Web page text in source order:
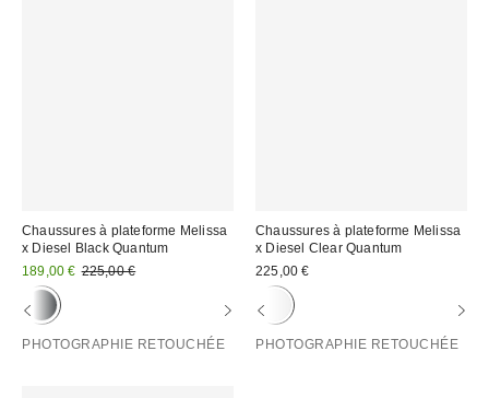
Chaussures à plateforme Melissa
x Diesel Black Quantum
Prix
remisé
189,00 € Prix
225,00 €
PHOTOGRAPHIE RETOUCHÉE
Chaussures à plateforme Melissa
x Diesel Clear Quantum
225,00 €
PHOTOGRAPHIE RETOUCHÉE